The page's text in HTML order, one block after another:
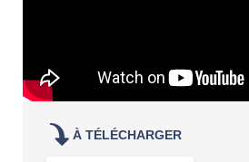
À TÉLÉCHARGER